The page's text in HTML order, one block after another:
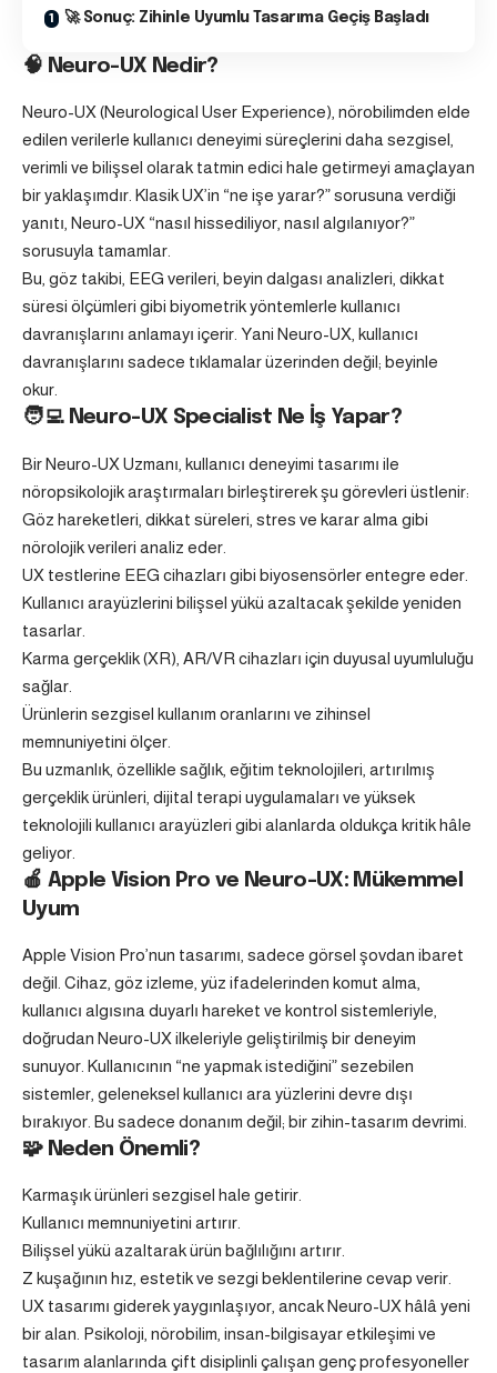
🚀 Sonuç: Zihinle Uyumlu Tasarıma Geçiş Başladı
🧠 Neuro-UX Nedir?
Neuro-UX (Neurological User Experience), nörobilimden elde
edilen verilerle kullanıcı deneyimi süreçlerini daha sezgisel,
verimli ve bilişsel olarak tatmin edici hale getirmeyi amaçlayan
bir yaklaşımdır. Klasik UX’in “ne işe yarar?” sorusuna verdiği
yanıtı, Neuro-UX “nasıl hissediliyor, nasıl algılanıyor?”
sorusuyla tamamlar.
Bu, göz takibi, EEG verileri, beyin dalgası analizleri, dikkat
süresi ölçümleri gibi biyometrik yöntemlerle kullanıcı
davranışlarını anlamayı içerir. Yani Neuro-UX, kullanıcı
davranışlarını sadece tıklamalar üzerinden değil; beyinle
okur.
🧑‍💻 Neuro-UX Specialist Ne İş Yapar?
Bir Neuro-UX Uzmanı, kullanıcı deneyimi tasarımı ile
nöropsikolojik araştırmaları birleştirerek şu görevleri üstlenir:
Göz hareketleri, dikkat süreleri, stres ve karar alma gibi
nörolojik verileri analiz eder.
UX testlerine EEG cihazları gibi biyosensörler entegre eder.
Kullanıcı arayüzlerini bilişsel yükü azaltacak şekilde yeniden
tasarlar.
Karma gerçeklik (XR), AR/VR cihazları için duyusal uyumluluğu
sağlar.
Ürünlerin sezgisel kullanım oranlarını ve zihinsel
memnuniyetini ölçer.
Bu uzmanlık, özellikle sağlık, eğitim teknolojileri, artırılmış
gerçeklik ürünleri, dijital terapi uygulamaları ve yüksek
teknolojili kullanıcı arayüzleri gibi alanlarda oldukça kritik hâle
geliyor.
🍎 Apple Vision Pro ve Neuro-UX: Mükemmel
Uyum
Apple Vision Pro’nun tasarımı, sadece görsel şovdan ibaret
değil. Cihaz, göz izleme, yüz ifadelerinden komut alma,
kullanıcı algısına duyarlı hareket ve kontrol sistemleriyle,
doğrudan Neuro-UX ilkeleriyle geliştirilmiş bir deneyim
sunuyor. Kullanıcının “ne yapmak istediğini” sezebilen
sistemler, geleneksel kullanıcı ara yüzlerini devre dışı
bırakıyor. Bu sadece donanım değil; bir zihin-tasarım devrimi.
🧩 Neden Önemli?
Karmaşık ürünleri sezgisel hale getirir.
Kullanıcı memnuniyetini artırır.
Bilişsel yükü azaltarak ürün bağlılığını artırır.
Z kuşağının hız, estetik ve sezgi beklentilerine cevap verir.
UX tasarımı giderek yaygınlaşıyor, ancak Neuro-UX hâlâ yeni
bir alan. Psikoloji, nörobilim, insan-bilgisayar etkileşimi ve
tasarım alanlarında çift disiplinli çalışan genç profesyoneller